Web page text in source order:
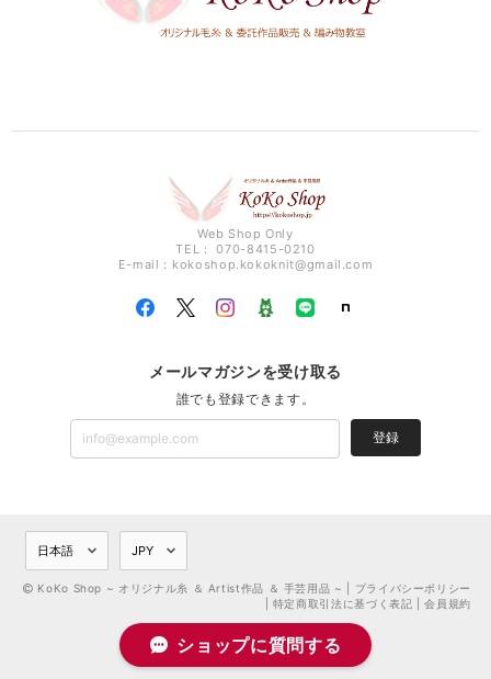
Web Shop Only
TEL： 070-8415-0210
E-mail： kokoshop.kokoknit@gmail.com
メールマガジンを受け取る
誰でも登録できます。
登録
KoKo Shop ~ オリジナル糸 ＆ Artist作品 ＆ 手芸用品 ~ |
プライバシーポリシー
特定商取引法に基づく表記 |会員規約
ショップに質問する